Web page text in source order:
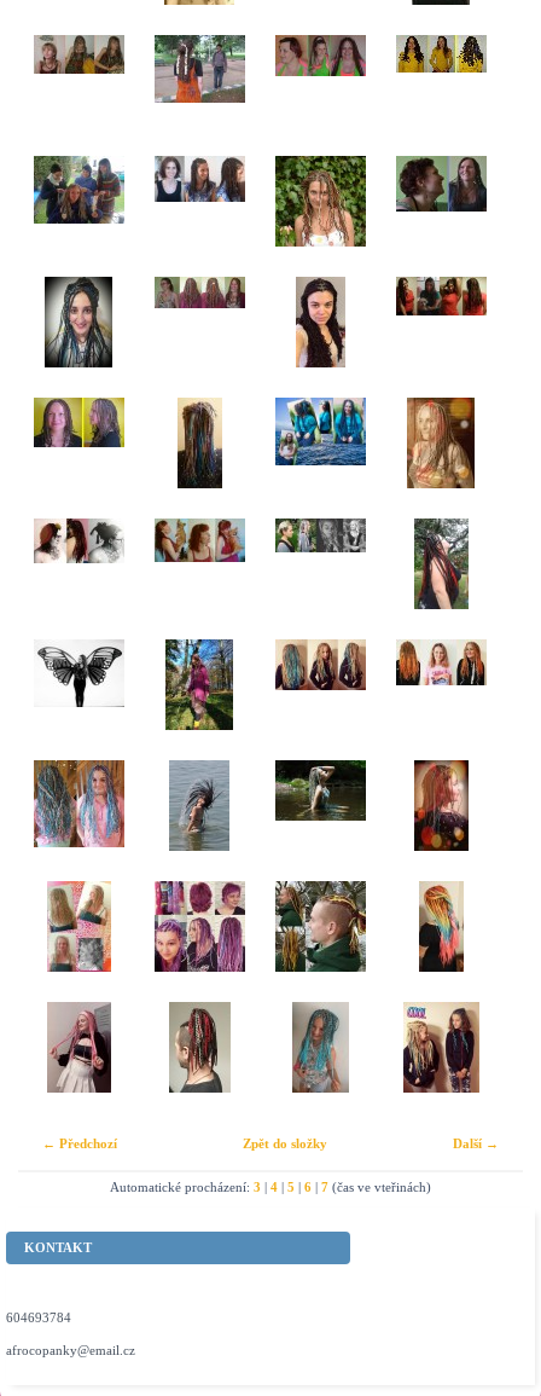
← Předchozí Další →
Zpět do složky
Automatické procházení: 3 | 4 | 5 | 6 | 7 (čas ve vteřinách)
KONTAKT
604693784
afrocopanky@email.cz